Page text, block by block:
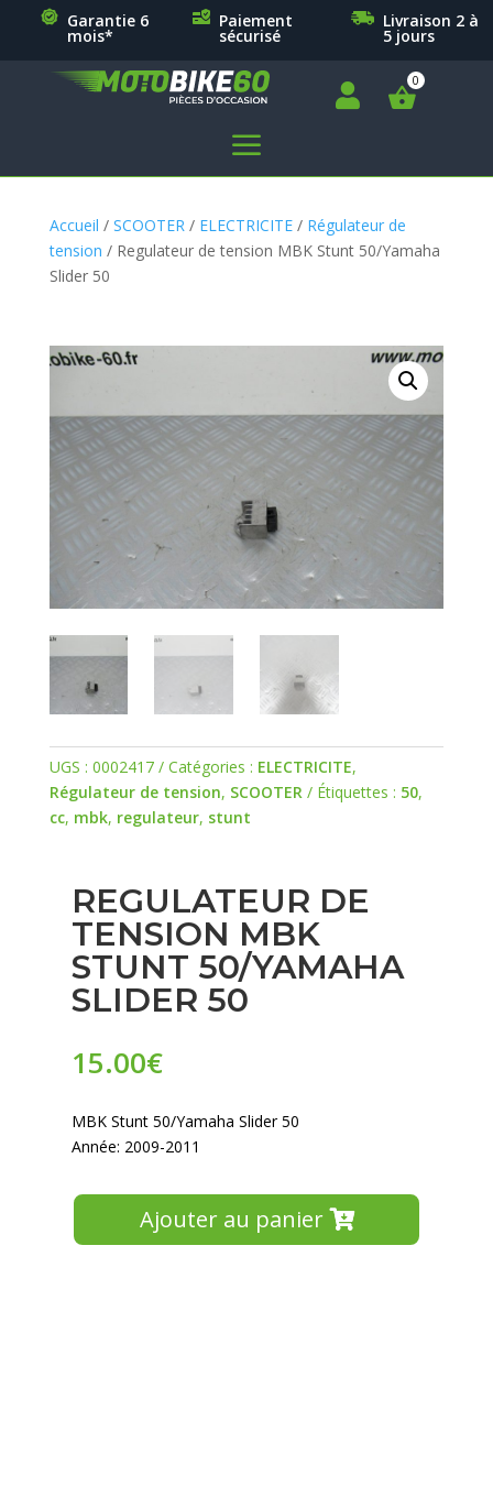
Garantie 6
mois*
Paiement
sécurisé
Livraison 2 à
5 jours

a
Accueil / SCOOTER / ELECTRICITE/ Régulateur de
tension / Regulateur de tension MBK Stunt 50/Yamaha
Slider 50
UGS : 0002417 Catégories : ELECTRICITE,
Régulateur de tension, SCOOTER Étiquettes : 50,
cc, mbk, regulateur, stunt
REGULATEUR DE
TENSION MBK
STUNT 50/YAMAHA
SLIDER 50
15.00€
MBK Stunt 50/Yamaha Slider 50
Année: 2009-2011
Ajouter au panier